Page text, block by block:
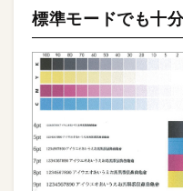
標準モードでも十